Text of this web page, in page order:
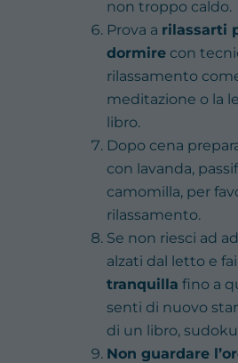
non troppo caldo.
Prova a rilassarti
dormire con
rilassamento
meditazione o la
libro.
Dopo cena
con lavanda,
camomilla, per
rilassamento.
Se non riesci ad
alzati dal letto e fai
tranquilla fino a
senti di nuovo
di un libro,
Non guardare